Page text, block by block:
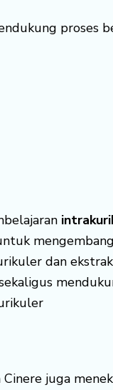
proses
dan
juga